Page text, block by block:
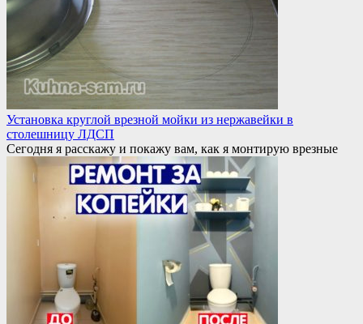
Установка круглой врезной мойки из нержавейки в
столешницу ЛДСП
Сегодня я расскажу и покажу вам, как я монтирую врезные